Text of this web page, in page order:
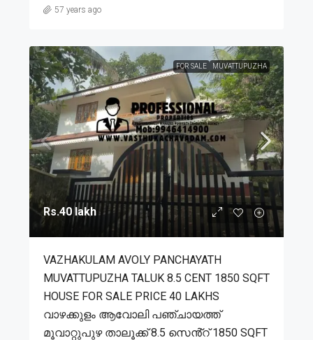
57 years ago
FOR SALE MUVATTUPUZHA
Rs.40 lakh
VAZHAKULAM AVOLY PANCHAYATH
MUVATTUPUZHA TALUK 8.5 CENT 1850 SQFT
HOUSE FOR SALE PRICE 40 LAKHS
വാഴക്കുളം ആവോലി പഞ്ചായത്ത്
മൂവാറ്റുപുഴ താലൂക്ക് 8.5 സെൻ്റ് 1850 SQFT